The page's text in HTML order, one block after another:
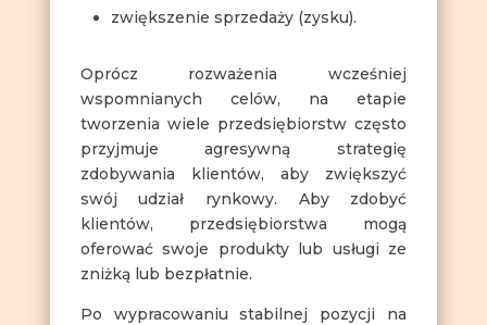
zwiększenie sprzedaży (zysku).
Oprócz rozważenia wcześniej
wspomnianych celów, na etapie
tworzenia wiele przedsiębiorstw często
przyjmuje agresywną strategię
zdobywania klientów, aby zwiększyć
swój udział rynkowy. Aby zdobyć
klientów, przedsiębiorstwa mogą
oferować swoje produkty lub usługi ze
zniżką lub bezpłatnie.
Po wypracowaniu stabilnej pozycji na